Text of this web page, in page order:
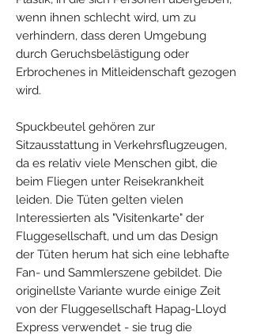
wenn ihnen schlecht wird, um zu
verhindern, dass deren Umgebung
durch Geruchsbelästigung oder
Erbrochenes in Mitleidenschaft gezogen
wird.
Spuckbeutel gehören zur
Sitzausstattung in Verkehrsflugzeugen,
da es relativ viele Menschen gibt, die
beim Fliegen unter Reisekrankheit
leiden. Die Tüten gelten vielen
Interessierten als "Visitenkarte" der
Fluggesellschaft, und um das Design
der Tüten herum hat sich eine lebhafte
Fan- und Sammlerszene gebildet. Die
originellste Variante wurde einige Zeit
von der Fluggesellschaft Hapag-Lloyd
Express verwendet - sie trug die